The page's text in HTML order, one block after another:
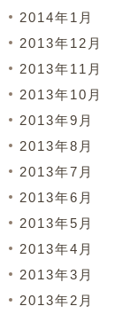
2014年1月
2013年12月
2013年11月
2013年10月
2013年9月
2013年8月
2013年7月
2013年6月
2013年5月
2013年4月
2013年3月
2013年2月